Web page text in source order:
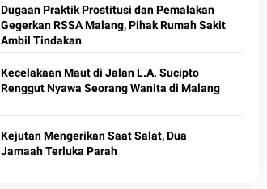
Dugaan Praktik Prostitusi dan Pemalakan
Gegerkan RSSA Malang, Pihak Rumah Sakit
Ambil Tindakan
Kecelakaan Maut di Jalan L.A. Sucipto
Renggut Nyawa Seorang Wanita di Malang
Kejutan Mengerikan Saat Salat, Dua
Jamaah Terluka Parah